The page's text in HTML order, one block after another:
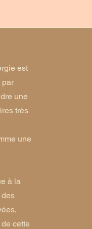
est
par
une
très
une
à la
des
cette